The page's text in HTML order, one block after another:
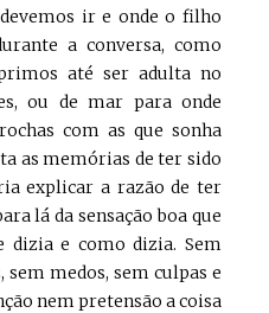
ir e onde o filho
a conversa, como
até ser adulta no
ou de mar para onde
com as que sonha
as memórias de ter sido
explicar a razão de ter
lá da sensação boa que
e como dizia. Sem
medos, sem culpas e
nem pretensão a coisa